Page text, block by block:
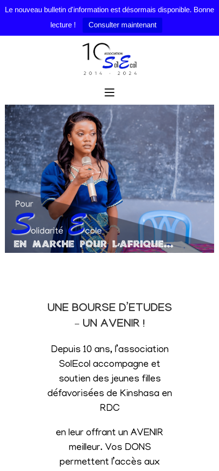
Le nouveau bulletin d'information est désormais disponible. Bonne
lecture !
Consulter maintenant
UNE BOURSE D’ETUDES
– UN AVENIR !
Depuis 10 ans, l’association
SolEcol accompagne et
soutien des jeunes filles
défavorisées de Kinshasa en
RDC
en leur offrant un AVENIR
meilleur. Vos DONS
permettent l’accès aux